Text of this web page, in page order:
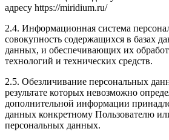
адресу https://miridium.ru/
2.4. Информационная система
совокупность содержащихся в базах
данных, и обеспечивающих их
технологий и технических средств.
2.5. Обезличивание персональных
результате которых невозможно
дополнительной информации
данных конкретному Пользователю
персональных данных.